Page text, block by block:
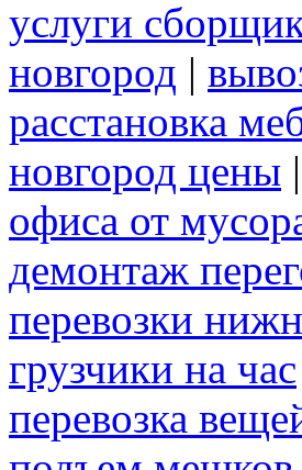
услуги
новгород |
расстановка
новгород цены |
офиса от
демонтаж
перевозки
грузчики на час
перевозка